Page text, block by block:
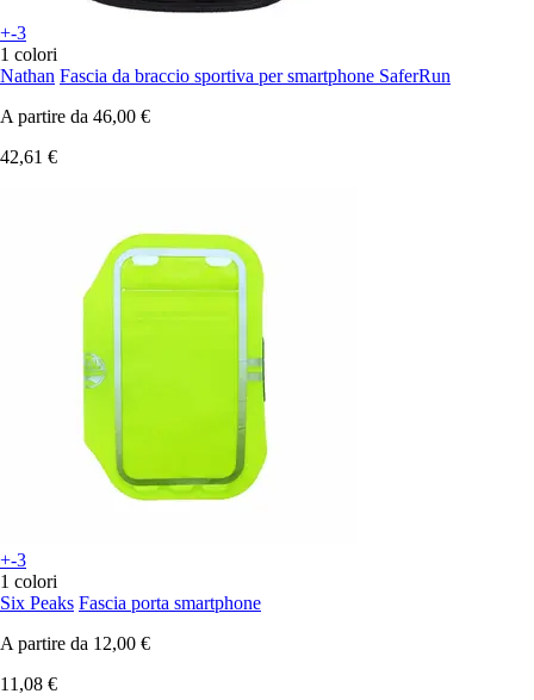
+-3
1 colori
Nathan Fascia da braccio sportiva per smartphone SaferRun
A partire da 46,00 €
42,61 €
+-3
1 colori
Six Peaks Fascia porta smartphone
A partire da 12,00 €
11,08 €